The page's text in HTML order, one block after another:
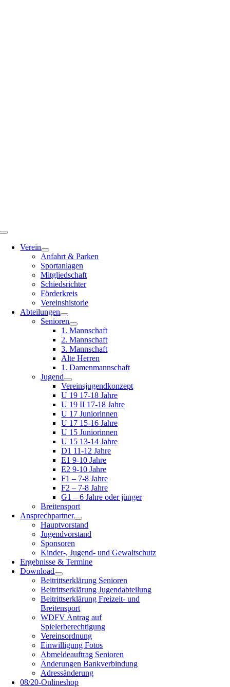
Toggle
NavigationVerein
Anfahrt & Parken
Sportanlagen
Mitgliedschaft
Schiedsrichter
Förderkreis
Vereinshistorie
Abteilungen
Senioren
1. Mannschaft
2. Mannschaft
3. Mannschaft
Alte Herren
1. Damenmannschaft
Jugend
Vereinsjugendkonzept
U 19 17-18 Jahre
U 19 II 17-18 Jahre
U 17 Juniorinnen
U 17 15-16 Jahre
U 15 Juniorinnen
U 15 13-14 Jahre
D1 11-12 Jahre
E1 9-10 Jahre
E2 9-10 Jahre
F1 – 7-8 Jahre
F2 – 7-8 Jahre
G1 – 6 Jahre oder jünger
Breitensport
Ansprechpartner
Hauptvorstand
Jugendvorstand
Sponsoren
Kinder-, Jugend- und Gewaltschutz
Ergebnisse & Termine
Download
Beitrittserklärung Senioren
Beitrittserklärung Jugendabteilung
Beitrittserklärung Freizeit- und
Breitensport
WDFV Antrag auf
Spielerberechtigung
Vereinsordnung
Einwilligung Fotos
Abmeldeauftrag Senioren
Änderungen Bankverbindung
Adressänderung
08/20-Onlineshop